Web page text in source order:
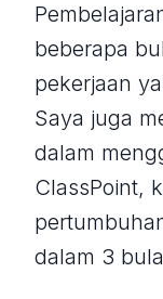
beberapa
pekerjaan
Saya juga
dalam
ClassPoint,
dalam 3